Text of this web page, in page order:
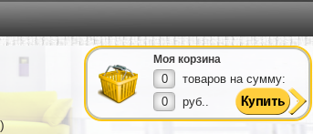
Моя корзина
0
товаров на сумму:
0
руб..